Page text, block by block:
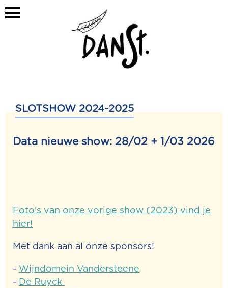
Overslaan
en
MOBILE
SLOTSHOW 2024-2025
Data nieuwe show: 28/02 + 1/03 2026
Foto's van onze vorige show (2023) vind je
hier!
Met dank aan al onze sponsors!
- Wijndomein Vandersteene
- De Ruyck